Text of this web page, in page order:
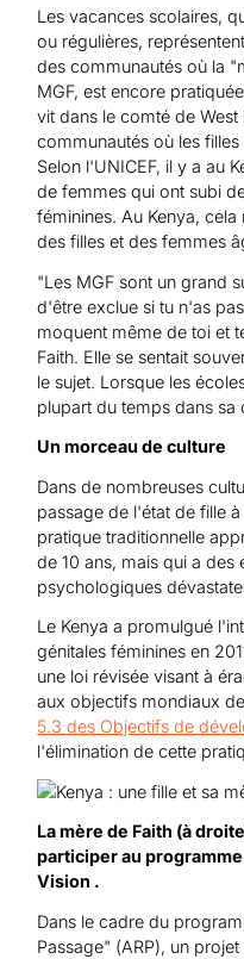
Les vacances scolaires,
ou régulières,
des communautés où la
MGF, est encore
vit dans le comté de
communautés où les
Selon l'UNICEF, il y a au
de femmes qui ont subi
féminines. Au Kenya,
des filles et des femmes
"Les MGF sont un grand
d'être exclue si tu n'as
moquent même de toi et
Faith. Elle se sentait
le sujet. Lorsque les
plupart du temps dans sa
Un morceau de culture
Dans de nombreuses
passage de l'état de fille
pratique traditionnelle
de 10 ans, mais qui a des
psychologiques
Le Kenya a promulgué
génitales féminines en
une loi révisée visant à
aux objectifs mondiaux
5.3 des Objectifs de
l'élimination de cette
La mère de Faith (à
participer au
Vision .
Dans le cadre du
Passage" (ARP), un